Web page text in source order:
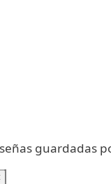
guardadas